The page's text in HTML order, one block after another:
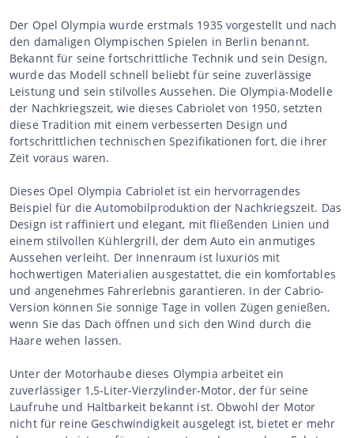
Der Opel Olympia wurde erstmals 1935 vorgestellt und nach
den damaligen Olympischen Spielen in Berlin benannt.
Bekannt für seine fortschrittliche Technik und sein Design,
wurde das Modell schnell beliebt für seine zuverlässige
Leistung und sein stilvolles Aussehen. Die Olympia-Modelle
der Nachkriegszeit, wie dieses Cabriolet von 1950, setzten
diese Tradition mit einem verbesserten Design und
fortschrittlichen technischen Spezifikationen fort, die ihrer
Zeit voraus waren.
Dieses Opel Olympia Cabriolet ist ein hervorragendes
Beispiel für die Automobilproduktion der Nachkriegszeit. Das
Design ist raffiniert und elegant, mit fließenden Linien und
einem stilvollen Kühlergrill, der dem Auto ein anmutiges
Aussehen verleiht. Der Innenraum ist luxuriös mit
hochwertigen Materialien ausgestattet, die ein komfortables
und angenehmes Fahrerlebnis garantieren. In der Cabrio-
Version können Sie sonnige Tage in vollen Zügen genießen,
wenn Sie das Dach öffnen und sich den Wind durch die
Haare wehen lassen.
Unter der Motorhaube dieses Olympia arbeitet ein
zuverlässiger 1,5-Liter-Vierzylinder-Motor, der für seine
Laufruhe und Haltbarkeit bekannt ist. Obwohl der Motor
nicht für reine Geschwindigkeit ausgelegt ist, bietet er mehr